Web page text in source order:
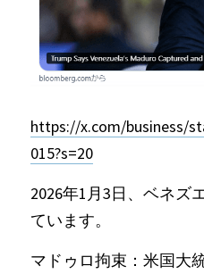
Middle East
特集ページ
About Mei
Beginner's Content
question corner
https://x.com/business/
015?s=20
2026年1月3日、ベネズ
ています。
マドゥロ拘束：米国大